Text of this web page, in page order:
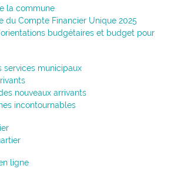
la commune
du Compte Financier Unique 2025
budgétaires et budget pour
services municipaux
nouveaux arrivants
incontournables
ligne